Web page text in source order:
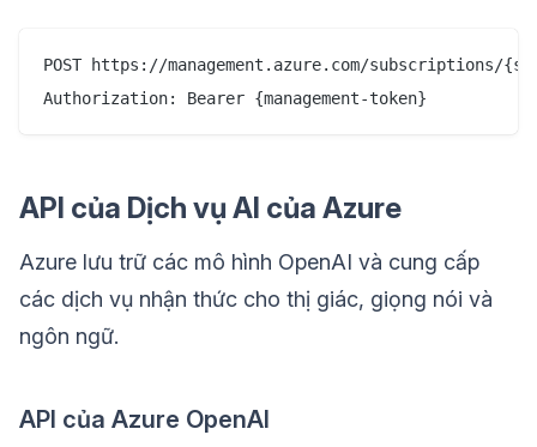
POST https://management.azure.com/subscriptions/
API của Dịch vụ AI của Azure
Azure lưu trữ các mô hình OpenAI và cung cấp
các dịch vụ nhận thức cho thị giác, giọng nói và
ngôn ngữ.
API của Azure OpenAI